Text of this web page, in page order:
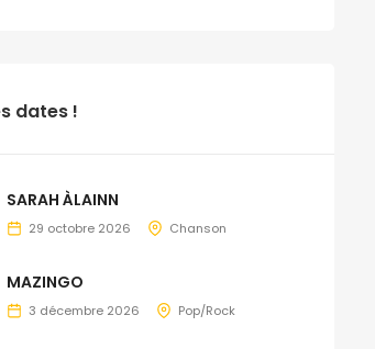
dates !
SARAH ÀLAINN
29 octobre 2026 Chanson
MAZINGO
3 décembre 2026 Pop/Rock